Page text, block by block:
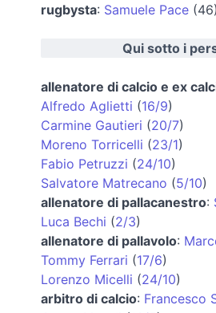
rugbysta: Samuele Pace (46)
Qui sotto i
allenatore di calcio e ex
Alfredo Aglietti (16/9)
Carmine Gautieri (20/7)
Moreno Torricelli (23/1)
Fabio Petruzzi (24/10)
Salvatore Matrecano (5/10)
allenatore di pallacanestro:
Luca Bechi (2/3)
allenatore di pallavolo:
Tommy Ferrari (17/6)
Lorenzo Micelli (24/10)
arbitro di calcio: Francesco